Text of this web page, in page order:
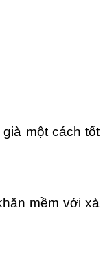
một cách tốt
mềm với xà